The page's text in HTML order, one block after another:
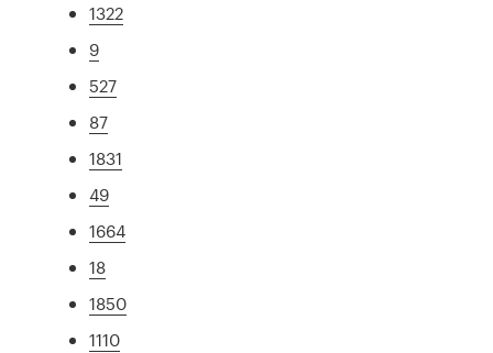
1322
9
527
87
1831
49
1664
18
1850
1110